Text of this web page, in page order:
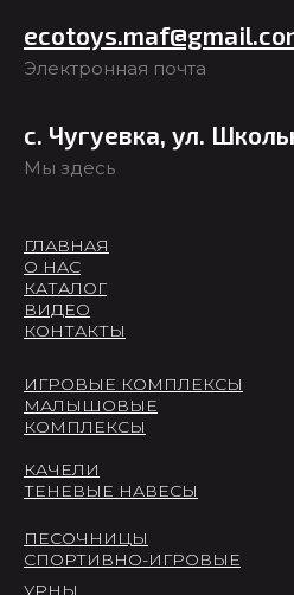
Электронная почта
с. Чугуевка, ул.
Мы здесь
ГЛАВНАЯ
ИГРОВЫЕ КОМПЛЕКСЫ
О НАС
КАТАЛОГ
ВИДЕО
КОНТАКТЫ
МАЛЫШОВЫЕ
КОМПЛЕКСЫ
КАЧЕЛИ
ТЕНЕВЫЕ НАВЕСЫ
ПЕСОЧНИЦЫ
СПОРТИВНО-ИГРОВЫЕ
УРНЫ